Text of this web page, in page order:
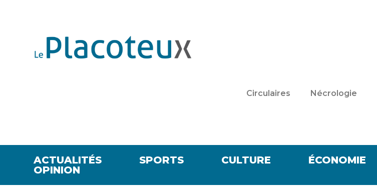
Circulaires Nécrologie
ACTUALITÉS SPORTS CULTURE ÉCONOMIE
OPINION